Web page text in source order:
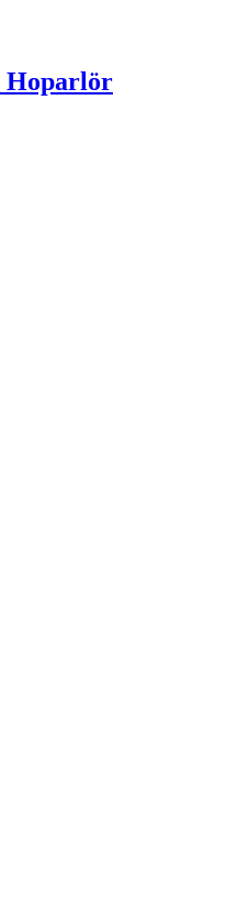
Hoparlör